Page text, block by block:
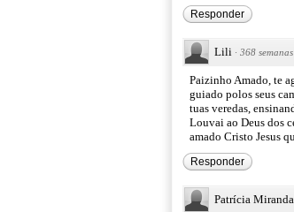
Responder
Lili · 368
Paizinho Amado, te
guiado polos seus
tuas veredas,
Louvai ao Deus dos
amado Cristo Jesus
Responder
Patrícia Miranda